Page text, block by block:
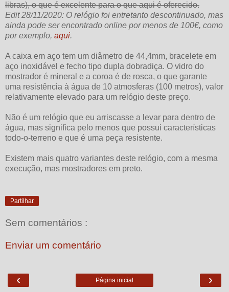
libras), o que é excelente para o que aqui é oferecido.
Edit 28/11/2020: O relógio foi entretanto descontinuado, mas
ainda pode ser encontrado online por menos de 100€, como
por exemplo, aqui.
A caixa em aço tem um diâmetro de 44,4mm, bracelete em
aço inoxidável e fecho tipo dupla dobradiça. O vidro do
mostrador é mineral e a coroa é de rosca, o que garante
uma resistência à água de 10 atmosferas (100 metros), valor
relativamente elevado para um relógio deste preço.
Não é um relógio que eu arriscasse a levar para dentro de
água, mas significa pelo menos que possui características
todo-o-terreno e que é uma peça resistente.
Existem mais quatro variantes deste relógio, com a mesma
execução, mas mostradores em preto.
Partilhar
Sem comentários :
Enviar um comentário
‹ ›
Página inicial